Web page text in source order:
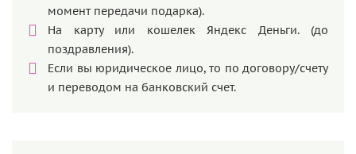
момент передачи подарка).
На карту или кошелек Яндекс Деньги. (до
поздравления).
Если вы юридическое лицо, то по договору/счету
и переводом на банковский счет.